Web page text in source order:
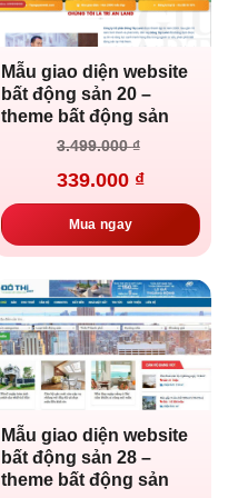
Mẫu giao diện website
bất động sản 20 –
theme bất động sản
3.499.000₫
Giá
là:
3.499.000 ₫.
339.000 ₫
Giá
tại
là:
339.000 ₫.
Mua ngay
Mẫu giao diện website
bất động sản 28 –
theme bất động sản